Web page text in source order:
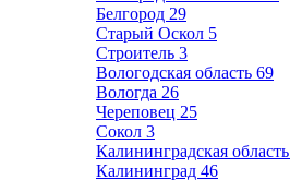
Белгород 29
Старый Оскол 5
Строитель 3
Вологодская область 69
Вологда 26
Череповец 25
Сокол 3
Калининградская область
Калининград 46